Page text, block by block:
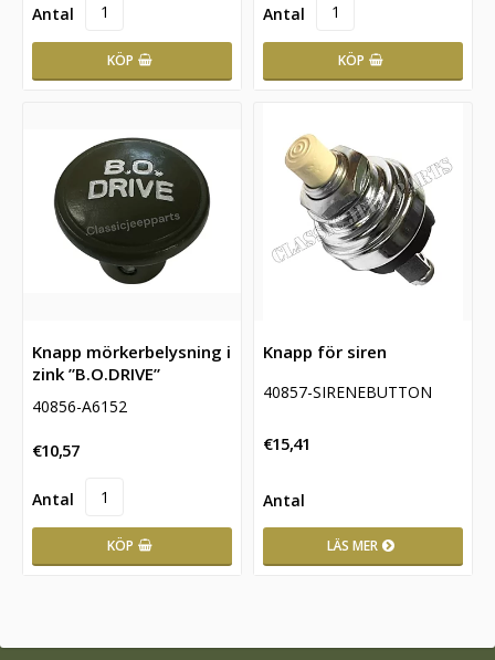
KÖP KÖP
Knapp mörkerbelysning i
zink ”B.O.DRIVE”
40856-A6152
€10,57
KÖP
Knapp för siren
40857-SIRENEBUTTON
€15,41
LÄS MER